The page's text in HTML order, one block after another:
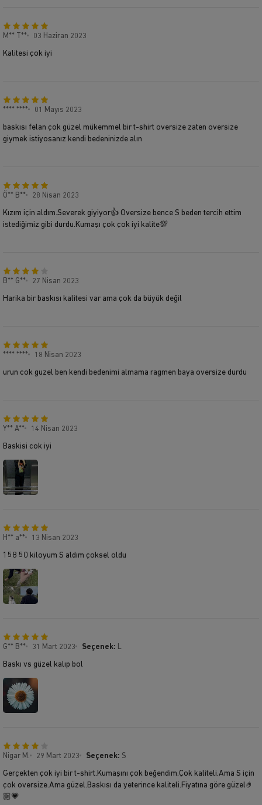
M** T** 03 Haziran 2023
Kalitesi çok iyi
**** **** 01 Mayıs 2023
baskısı felan çok güzel mükemmel bir t-shirt oversize zaten oversize
giymek istiyosanız kendi bedeninizde alın
Ö** B** 28 Nisan 2023
Kızım için aldım.Severek giyiyor👍 Oversize bence S beden tercih ettim
istediğimiz gibi durdu.Kumaşı çok çok iyi kalite💯
B** G** 27 Nisan 2023
Harika bir baskısı kalitesi var ama çok da büyük değil
**** **** 18 Nisan 2023
urun cok guzel ben kendi bedenimi almama ragmen baya oversize durdu
Y** A** 14 Nisan 2023
Baskisi cok iyi
H** a** 13 Nisan 2023
158 50 kiloyum S aldım çoksel oldu
G** B** 31 Mart 2023 Seçenek: L
Baskı vs güzel kalıp bol
Nigar M. 29 Mart 2023 Seçenek: S
Gerçekten çok iyi bir t-shirt.Kumaşını çok beğendim.Çok kaliteli.Ama S için
çok oversize.Ama güzel.Baskısı da yeterince kaliteli.Fiyatına göre güzel🤌
🏼💗